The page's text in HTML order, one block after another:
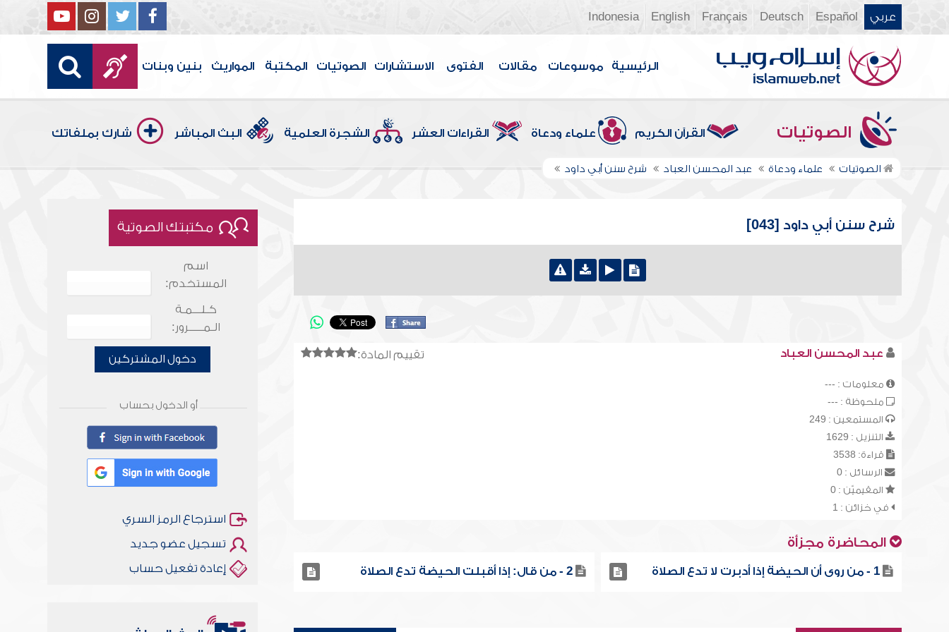
عربي Español
Deutsch
Français
English
Indonesia
الرئيسية موسوعات مقالات الفتوى الاستشارات الصوتيات المكتبة المواريث بنين وبنات
الصوتيات القرآن الكريم علماء ودعاة القراءات العشر الشجرة العلمية البث المباشر شارك بملفاتك
الصوتيات علماء ودعاة عبد المحسن العباد شرح سنن أبي داود
شرح سنن أبي داود [043]
تقييم المادة: عبد المحسن العباد
معلومات : ---
ملحوظة : ---
المستمعين : 249
التنزيل : 1629
قراءة: 3538
الرسائل : 0
المقيميّن : 0
في خزائن : 1
المحاضرة مجزأة
1 - من روى أن الحيضة إذا أدبرت لا تدع الصلاة 2 - من قال: إذا أقبلت الحيضة تدع الصلاة
مكتبتك الصوتية
اسم
المستخدم:
كـلـــمـة
الـمـــــرور:
دخول المشتركين
أو الدخول بحساب
استرجاع الرمز السري
تسجيل عضو جديد
إعادة تفعيل حساب